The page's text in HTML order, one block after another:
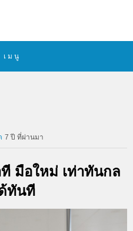
เมนู
7 ปี ที่ผ่านมา
มือใหม่ เท่าทันกล
ทันที